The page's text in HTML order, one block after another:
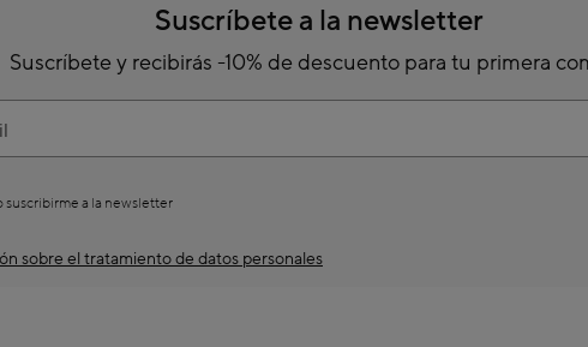
Suscríbete a la newsletter
Suscríbete y recibirás -10% de descuento para tu primera
suscribirme a la newsletter
sobre el tratamiento de datos personales